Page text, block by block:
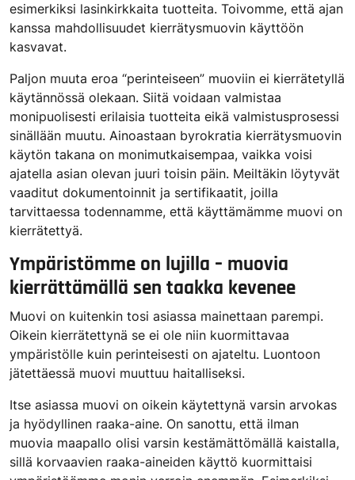
esimerkiksi lasinkirkkaita tuotteita. Toivomme, että ajan
kanssa mahdollisuudet kierrätysmuovin käyttöön
kasvavat.
Paljon muuta eroa “perinteiseen” muoviin ei kierrätetyllä
käytännössä olekaan. Siitä voidaan valmistaa
monipuolisesti erilaisia tuotteita eikä valmistusprosessi
sinällään muutu. Ainoastaan byrokratia kierrätysmuovin
käytön takana on monimutkaisempaa, vaikka voisi
ajatella asian olevan juuri toisin päin. Meiltäkin löytyvät
vaaditut dokumentoinnit ja sertifikaatit, joilla
tarvittaessa todennamme, että käyttämämme muovi on
kierrätettyä.
Ympäristömme on lujilla – muovia
kierrättämällä sen taakka kevenee
Muovi on kuitenkin tosi asiassa mainettaan parempi.
Oikein kierrätettynä se ei ole niin kuormittavaa
ympäristölle kuin perinteisesti on ajateltu. Luontoon
jätettäessä muovi muuttuu haitalliseksi.
Itse asiassa muovi on oikein käytettynä varsin arvokas
ja hyödyllinen raaka-aine. On sanottu, että ilman
muovia maapallo olisi varsin kestämättömällä kaistalla,
sillä korvaavien raaka-aineiden käyttö kuormittaisi